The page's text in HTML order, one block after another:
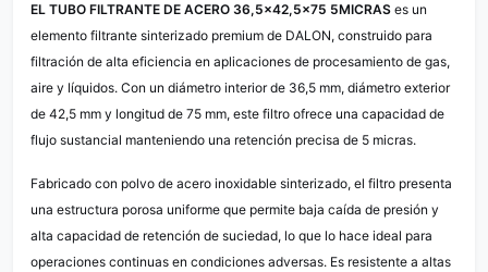
EL TUBO FILTRANTE DE ACERO 36,5×42,5×75 5MICRAS es un
elemento filtrante sinterizado premium de DALON, construido para
filtración de alta eficiencia en aplicaciones de procesamiento de gas,
aire y líquidos. Con un diámetro interior de 36,5 mm, diámetro exterior
de 42,5 mm y longitud de 75 mm, este filtro ofrece una capacidad de
flujo sustancial manteniendo una retención precisa de 5 micras.
Fabricado con polvo de acero inoxidable sinterizado, el filtro presenta
una estructura porosa uniforme que permite baja caída de presión y
alta capacidad de retención de suciedad, lo que lo hace ideal para
operaciones continuas en condiciones adversas. Es resistente a altas